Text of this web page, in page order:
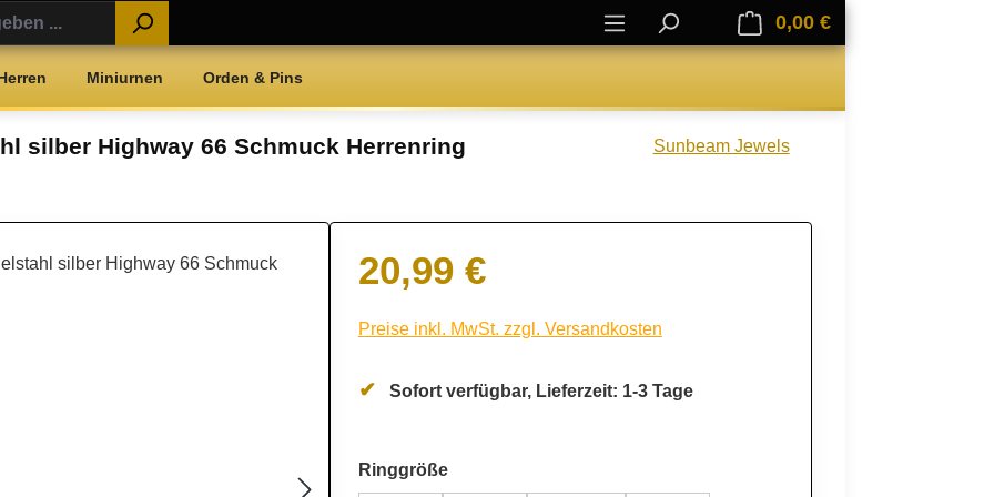
0,00 €Warenkorb enthält
Miniurnen Orden & Pins
silber Highway 66 Schmuck Herrenring Sunbeam Jewels
Regulärer Preis:
20,99 €
Preise inkl. MwSt. zzgl. Versandkosten
Sofort verfügbar, Lieferzeit: 1-3 Tage
Ringgrößeauswählen